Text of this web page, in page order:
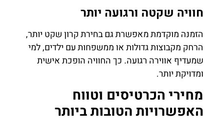
חוויה שקטה ורגועה יותר
הזמנה מוקדמת מאפשרת גם בחירת קרון שקט יותר,
הרחק מקבוצות גדולות או ממשפחות עם ילדים, למי
שמעדיף אווירה רגועה. כך החוויה הופכת אישית
ומדויקת יותר.
מחירי הכרטיסים וטווח
האפשרויות הטובות ביותר